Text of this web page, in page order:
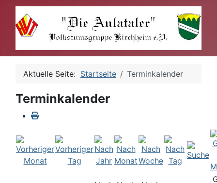
Aktuelle Seite: Startseite Terminkalender
Terminkalender